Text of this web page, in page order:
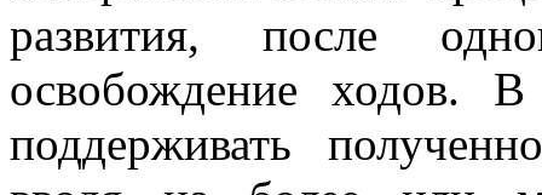
развития, после
освобождение ходов.
поддерживать